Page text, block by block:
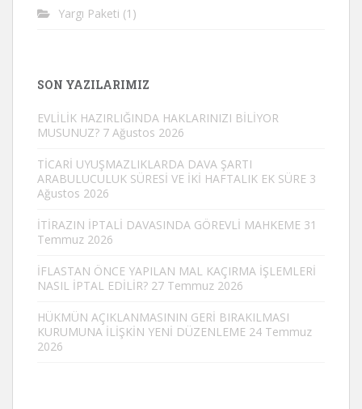
Yargı Paketi (1)
SON YAZILARIMIZ
EVLİLİK HAZIRLIĞINDA HAKLARINIZI BİLİYOR
MUSUNUZ? 7 Ağustos 2026
TİCARİ UYUŞMAZLIKLARDA DAVA ŞARTI
ARABULUCULUK SÜRESİ VE İKİ HAFTALIK EK SÜRE 3
Ağustos 2026
İTİRAZIN İPTALİ DAVASINDA GÖREVLİ MAHKEME 31
Temmuz 2026
İFLASTAN ÖNCE YAPILAN MAL KAÇIRMA İŞLEMLERİ
NASIL İPTAL EDİLİR? 27 Temmuz 2026
HÜKMÜN AÇIKLANMASININ GERİ BIRAKILMASI
KURUMUNA İLİŞKİN YENİ DÜZENLEME 24 Temmuz
2026